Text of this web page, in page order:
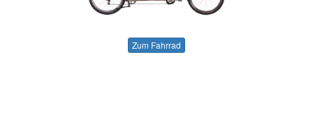
Zum Fahrrad